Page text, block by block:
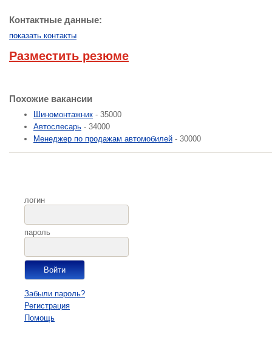
Контактные данные:
показать контакты
Разместить резюме
Похожие вакансии
Шиномонтажник - 35000
Автослесарь - 34000
Менеджер по продажам автомобилей - 30000
логин
пароль
Забыли пароль?
Регистрация
Помощь